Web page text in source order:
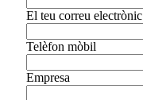
El teu correu electrònic
Telèfon mòbil
Empresa